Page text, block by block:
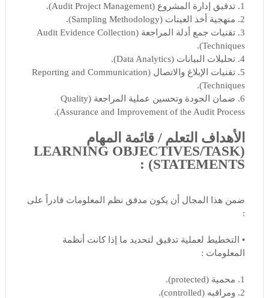
1. تدقيق إدارة المشروع (Audit Project Management).
2. منهجية أخذ العينات (Sampling Methodology).
3. تقنيات جمع أدلة المراجعة (Audit Evidence Collection
Techniques).
4. تحليلات البيانات (Data Analytics).
5. تقنيات الإبلاغ والاتصال (Reporting and Communication
Techniques).
6. ضمان الجودة وتحسين عملية المراجعة (Quality
Assurance and Improvement of the Audit Process).
الأهداف التعلم / قائمة المهام
(LEARNING OBJECTIVES/TASK
STATEMENTS) :
ضمن هذا المجال أن يكون مدقق نظم المعلومات قادراً على
:
• التخطيط لعملية تدقيق لتحديد ما إذا كانت أنظمة
المعلومات :
1. محمية (protected).
2. ومراقبه (controlled).